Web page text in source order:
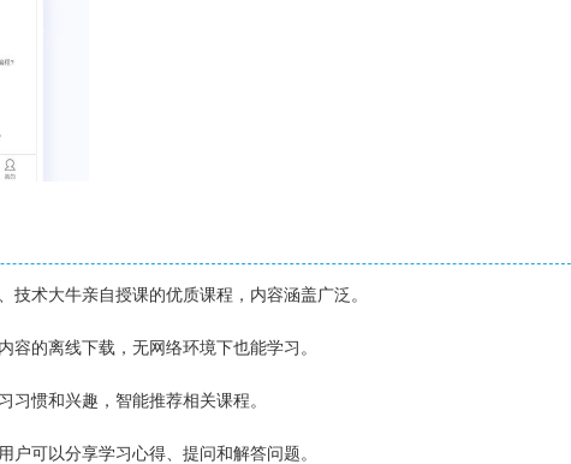
技术大牛亲自授课的优质课程，内容涵盖广泛。
容的离线下载，无网络环境下也能学习。
习惯和兴趣，智能推荐相关课程。
户可以分享学习心得、提问和解答问题。